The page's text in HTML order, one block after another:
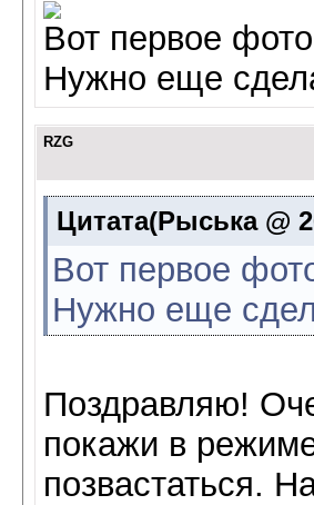
Вот первое
Нужно еще
RZG
Цитата(Рыська @
Вот первое
Нужно еще
Поздравляю!
покажи в
позвастаться.